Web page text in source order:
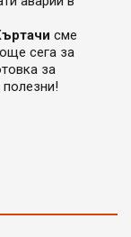
сме
сега за
за